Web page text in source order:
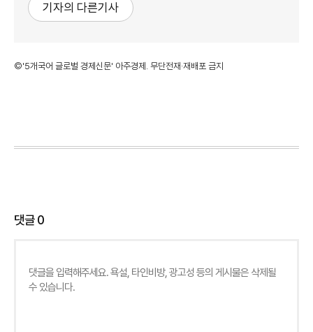
기자의 다른기사
©'5개국어 글로벌 경제신문' 아주경제. 무단전재·재배포 금지
댓글0